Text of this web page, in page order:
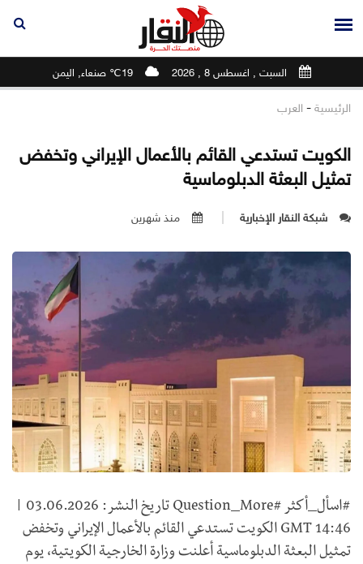
السبت , اغسطس 8 , 2026 19℃ صنعاء, اليمن
الرئيسية - العرب
الكويت تستدعي القائم بالأعمال الإيراني وتخفض
تمثيل البعثة الدبلوماسية
شبكة النقار الإخبارية منذ شهرين
#اسأل_أكثر #Question_More تاريخ النشر: 03.06.2026 |
14:46 GMT الكويت تستدعي القائم بالأعمال الإيراني وتخفض
تمثيل البعثة الدبلوماسية أعلنت وزارة الخارجية الكويتية، يوم